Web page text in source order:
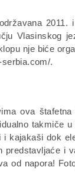
2011.
Vlasinskog
nje biće
.
ova
takmiče
i kajakaši dok
predstavljaće i
od napora!